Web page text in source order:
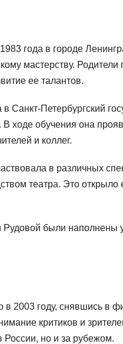
года в городе
мастерству.
ее талантов.
Санкт-Петербургский
В ходе обучения она
и коллег.
в различных
театра. Это
были наполнены
в 2003 году, снявшись в
критиков и
России, но и за рубежом.